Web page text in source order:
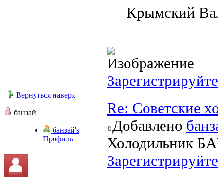
Крымский
Вернуться наверх
банзай
банзай's
Профиль
Re: Советские
Добавлено
Холодильник